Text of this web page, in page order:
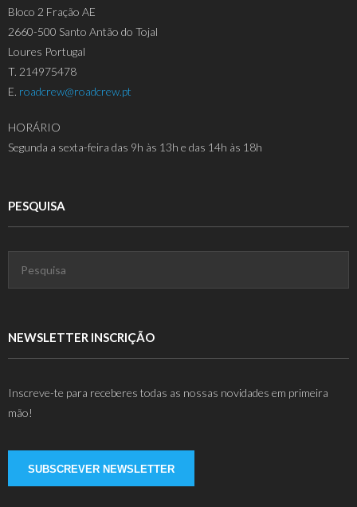
Bloco 2 Fração AE
2660-500 Santo Antão do Tojal
Loures Portugal
T. 214975478
E. roadcrew@roadcrew.pt
HORÁRIO
Segunda a sexta-feira das 9h às 13h e das 14h às 18h
PESQUISA
NEWSLETTER INSCRIÇÃO
Inscreve-te para receberes todas as nossas novidades em primeira
mão!
SUBSCREVER NEWSLETTER